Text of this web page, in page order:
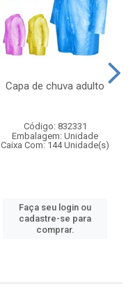
Capa de chuva adulto
Código: 832331
Embalagem: Unidade
Caixa Com: 144 Unidade(s)
Faça seu login ou
cadastre-se para
comprar.